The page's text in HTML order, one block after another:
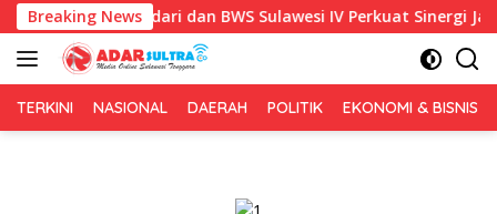
Langsung
ke
konten
Breaking News
Kendari dan BWS Sulawesi IV Perkuat Sinergi Jaga Irigasi
TERKINI NASIONAL DAERAH POLITIK EKONOMI & BISNIS